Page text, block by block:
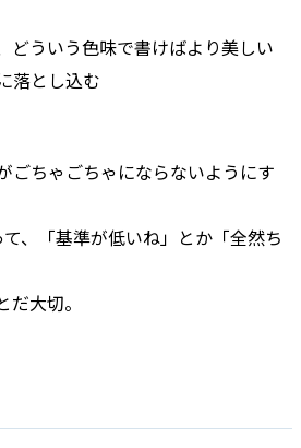
ういう色味で書けばより美しい
落とし込む
ごちゃごちゃにならないようにす
、「基準が低いね」とか「全然ち
大切。